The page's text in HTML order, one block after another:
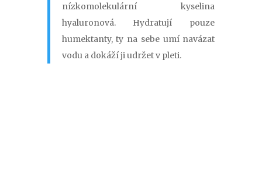
nízkomolekulární kyselina
hyaluronová. Hydratují pouze
humektanty, ty na sebe umí navázat
vodu a dokáží ji udržet v pleti.